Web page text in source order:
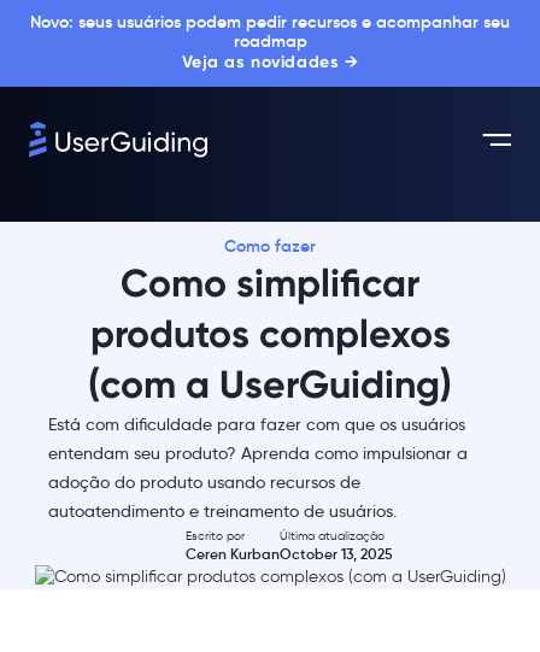
Novo: seus usuários podem pedir recursos e acompanhar seu
roadmap
Veja as novidades →
Como fazer
Como simplificar
produtos complexos
(com a UserGuiding)
Está com dificuldade para fazer com que os usuários
entendam seu produto? Aprenda como impulsionar a
adoção do produto usando recursos de
autoatendimento e treinamento de usuários.
Escrito por
Ceren Kurban
Última atualização
October 13, 2025